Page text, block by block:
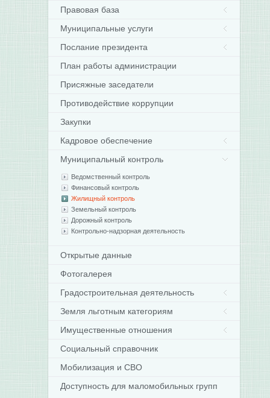
Правовая база
Муниципальные услуги
Послание президента
План работы администрации
Присяжные заседатели
Противодействие коррупции
Закупки
Кадровое обеспечение
Муниципальный контроль
Ведомственный контроль
Финансовый контроль
Жилищный контроль
Земельный контроль
Дорожный контроль
Контрольно-надзорная деятельность
Открытые данные
Фотогалерея
Градостроительная деятельность
Земля льготным категориям
Имущественные отношения
Социальный справочник
Мобилизация и СВО
Доступность для маломобильных групп